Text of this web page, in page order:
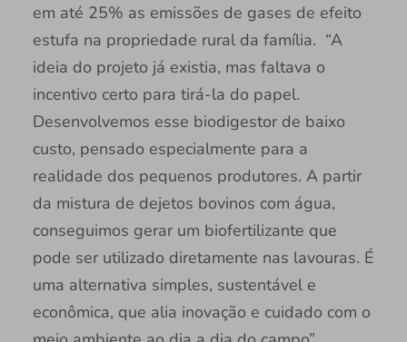
em até 25% as emissões de gases de efeito
estufa na propriedade rural da família. “A
ideia do projeto já existia, mas faltava o
incentivo certo para tirá-la do papel.
Desenvolvemos esse biodigestor de baixo
custo, pensado especialmente para a
realidade dos pequenos produtores. A partir
da mistura de dejetos bovinos com água,
conseguimos gerar um biofertilizante que
pode ser utilizado diretamente nas lavouras. É
uma alternativa simples, sustentável e
econômica, que alia inovação e cuidado com o